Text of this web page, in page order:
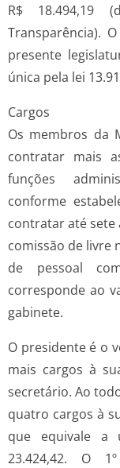
R$ 18.494,19
Transparência).
presente
única pela lei
Cargos
Os membros da
contratar mais
funções
conforme
contratar até sete
comissão de livre
de pessoal
corresponde ao
gabinete.
O presidente é o
mais cargos à
secretário. Ao
quatro cargos à
que equivale a
23.424,42. O